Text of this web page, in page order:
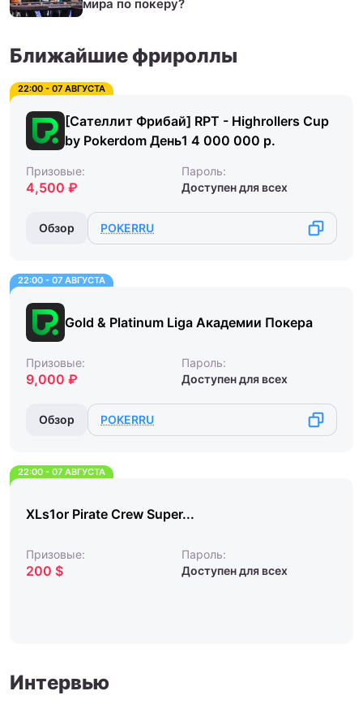
мира по покеру?
Ближайшие фрироллы
22:00 - 07 АВГУСТА
[Сателлит Фрибай] RPT - Highrollers Cup
by Pokerdom День1 4 000 000 р.
Призовые:
4,500 ₽
Пароль:
Доступен для всех
Обзор POKERRU
22:00 - 07 АВГУСТА
Gold & Platinum Liga Академии Покера
Призовые:
9,000 ₽
Пароль:
Доступен для всех
Обзор POKERRU
22:00 - 07 АВГУСТА
XLs1or Pirate Crew Super...
Призовые:
200 $
Пароль:
Доступен для всех
Интервью